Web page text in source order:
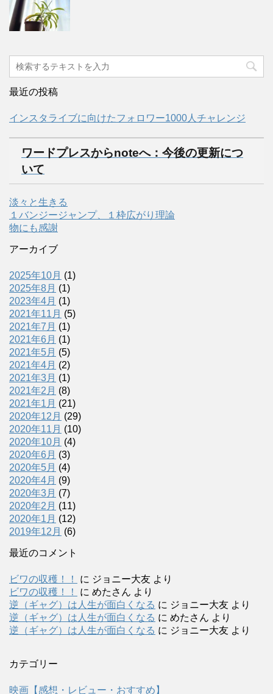
最近の投稿
インスタライブに向けたフォロワー1000人チャレンジ
ワードプレスからnoteへ：今後の更新につ
いて
淡々と生きる
１バンジージャンプ、１枠広がり理論
物にも感謝
アーカイブ
2025年10月 (1)
2025年8月 (1)
2023年4月 (1)
2021年11月 (5)
2021年7月 (1)
2021年6月 (1)
2021年5月 (5)
2021年4月 (2)
2021年3月 (1)
2021年2月 (8)
2021年1月 (21)
2020年12月 (29)
2020年11月 (10)
2020年10月 (4)
2020年6月 (3)
2020年5月 (4)
2020年4月 (9)
2020年3月 (7)
2020年2月 (11)
2020年1月 (12)
2019年12月 (6)
最近のコメント
ビワの収穫！！ に ジョニー大友 より
ビワの収穫！！
に めたさん より
逆（ギャグ）は人生が面白くなる に ジョニー大友 より
逆（ギャグ）は人生が面白くなる に めたさん より
逆（ギャグ）は人生が面白くなる に ジョニー大友 より
カテゴリー
映画【感想・レビュー・おすすめ】